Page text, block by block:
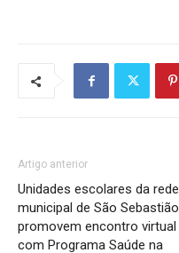
Artigo anterior
Unidades escolares da rede
municipal de São Sebastião
promovem encontro virtual
com Programa Saúde na